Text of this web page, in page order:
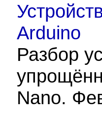
Arduino
Разбор
Nano.